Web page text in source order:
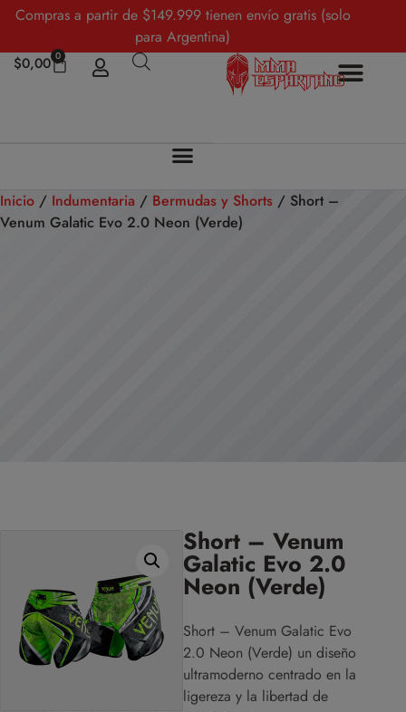
Compras a partir de $149.999 tienen envío gratis (solo
para Argentina)
$0,00 0
Inicio / Indumentaria / Bermudas y Shorts / Short –
Venum Galatic Evo 2.0 Neon (Verde)
Short – Venum
Galatic Evo 2.0
Neon (Verde)
Short – Venum Galatic Evo
2.0 Neon (Verde) un diseño
ultramoderno centrado en la
ligereza y la libertad de